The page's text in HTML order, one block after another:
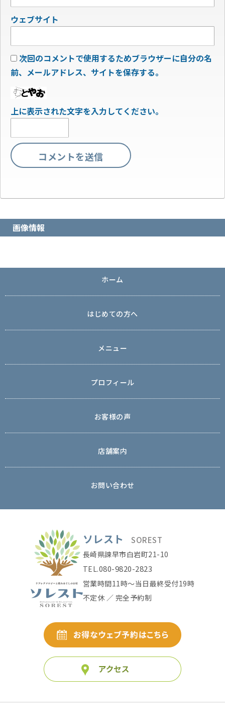
ウェブサイト
次回のコメントで使用するためブラウザーに自分の名
前、メールアドレス、サイトを保存する。
上に表示された文字を入力してください。
画像情報
ホーム
はじめての方へ
メニュー
プロフィール
お客様の声
店舗案内
お問い合わせ
ソレスト SOREST
長崎県諫早市白岩町21-10
TEL.080-9820-2823
営業時間11時〜当日最終受付19時
不定休 ／ 完全予約制